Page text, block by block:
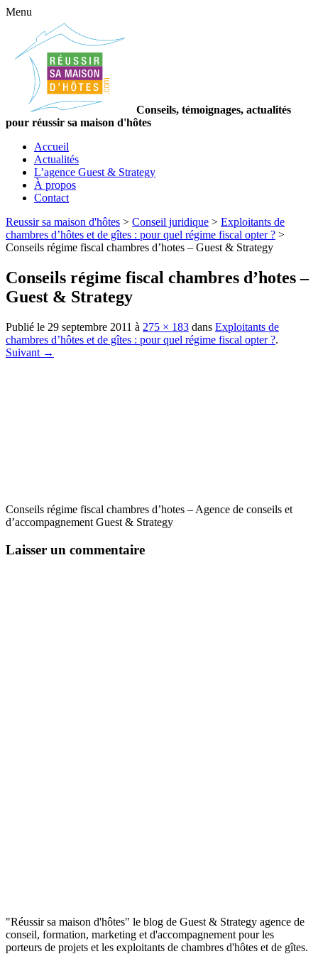
Menu
Conseils, témoignages, actualités
pour réussir sa maison d'hôtes
Accueil
Actualités
L’agence Guest & Strategy
À propos
Contact
Reussir sa maison d'hôtes > Conseil juridique > Exploitants de
chambres d’hôtes et de gîtes : pour quel régime fiscal opter ? >
Conseils régime fiscal chambres d’hotes – Guest & Strategy
Conseils régime fiscal chambres d’hotes –
Guest & Strategy
Publié le 29 septembre 2011 à 275 × 183 dans Exploitants de
chambres d’hôtes et de gîtes : pour quel régime fiscal opter ?.
Suivant →
Conseils régime fiscal chambres d’hotes – Agence de conseils et
d’accompagnement Guest & Strategy
Laisser un commentaire
"Réussir sa maison d'hôtes" le blog de Guest & Strategy agence de
conseil, formation, marketing et d'accompagnement pour les
porteurs de projets et les exploitants de chambres d'hôtes et de gîtes.